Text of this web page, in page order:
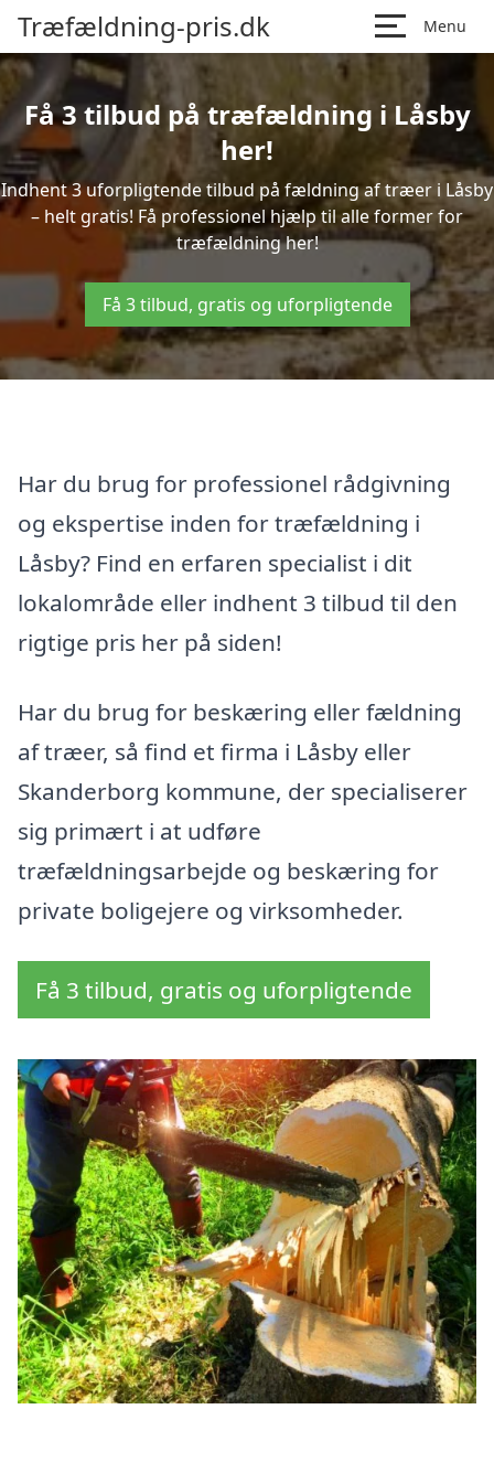
Træfældning-pris.dk Menu
Få 3 tilbud på træfældning i Låsby
her!
Indhent 3 uforpligtende tilbud på fældning af træer i Låsby
– helt gratis! Få professionel hjælp til alle former for
træfældning her!
Få 3 tilbud, gratis og uforpligtende
Har du brug for professionel rådgivning
og ekspertise inden for træfældning i
Låsby? Find en erfaren specialist i dit
lokalområde eller indhent 3 tilbud til den
rigtige pris her på siden!
Har du brug for beskæring eller fældning
af træer, så find et firma i Låsby eller
Skanderborg kommune, der specialiserer
sig primært i at udføre
træfældningsarbejde og beskæring for
private boligejere og virksomheder.
Få 3 tilbud, gratis og uforpligtende